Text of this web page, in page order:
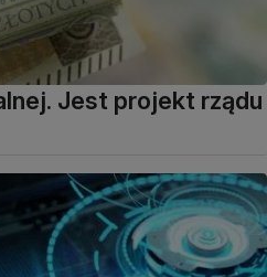
Jest projekt rządu